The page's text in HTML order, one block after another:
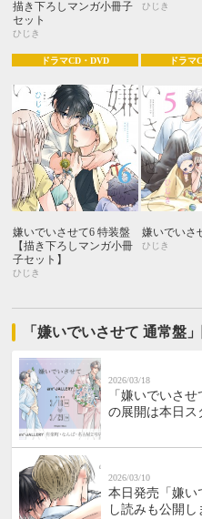
描き下ろしマンガ小冊子
セット
ひじき
ひじき
ドラマCD・DVD
嫌いでいさせて6 特装盤
【描き下ろしマンガ小冊
子セット】
ひじき
ドラマ
嫌いでいさ
ひじき
「嫌いでいさせて 通常盤
2026/03/18
「嫌いでいさ
の展開は本日ス
2026/03/10
本日発売「嫌い
し読みも公開し